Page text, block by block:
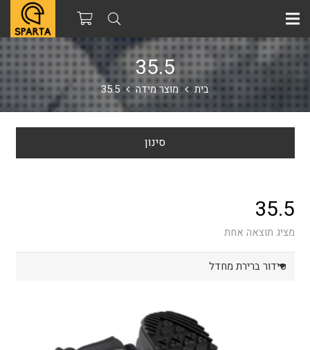
35.5
בית מוצר מידה 35.5
35.5
מציג תוצאה אחת
סינון